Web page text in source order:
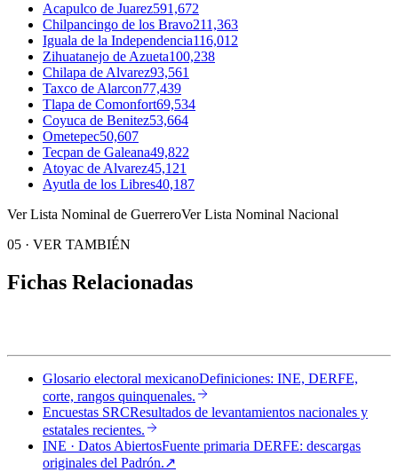
Acapulco de Juarez591,672
Chilpancingo de los Bravo211,363
Iguala de la Independencia116,012
Zihuatanejo de Azueta100,238
Chilapa de Alvarez93,561
Taxco de Alarcon77,439
Tlapa de Comonfort69,534
Coyuca de Benitez53,664
Ometepec50,607
Tecpan de Galeana49,822
Atoyac de Alvarez45,121
Ayutla de los Libres40,187
Ver Lista Nominal de GuerreroVer Lista Nominal Nacional
05 · VER TAMBIÉN
Fichas Relacionadas
Glosario electoral mexicanoDefiniciones: INE, DERFE,
corte, rangos quinquenales.
Encuestas SRCResultados de levantamientos nacionales y
estatales recientes.
INE · Datos AbiertosFuente primaria DERFE: descargas
originales del Padrón.↗︎